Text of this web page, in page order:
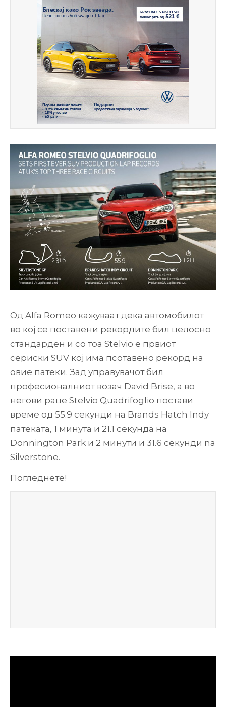
Од Alfa Romeo кажуваат дека автомобилот
во кој се поставени рекордите бил целосно
стандарден и со тоа Stelvio е првиот
сериски SUV кој има псотавено рекорд на
овие патеки. Зад управувачот бил
професионалниот возач David Brise, а во
негови раце Stelvio Quadrifoglio постави
време од 55.9 секунди на Brands Hatch Indy
патеката, 1 минута и 21.1 секунда на
Donnington Park и 2 минути и 31.6 секунди na
Silverstone.
Погледнете!